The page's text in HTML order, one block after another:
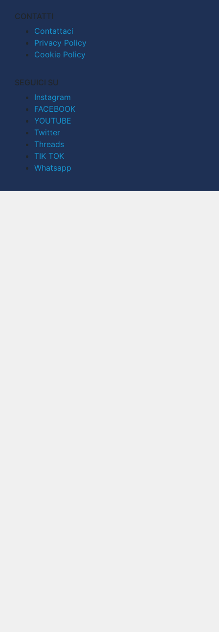
CONTATTI
Contattaci
Privacy Policy
Cookie Policy
SEGUICI SU
Instagram
FACEBOOK
YOUTUBE
Twitter
Threads
TIK TOK
Whatsapp